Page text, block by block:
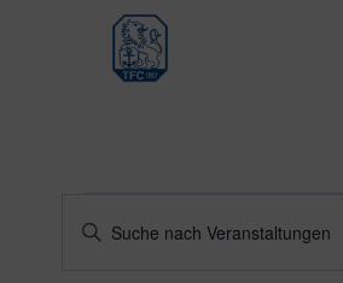
Veranstaltungen
Veranstaltungen
Bitte